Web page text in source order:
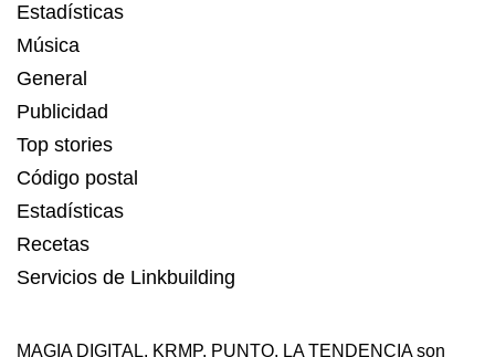
Estadísticas
Música
General
Publicidad
Top stories
Código postal
Estadísticas
Recetas
Servicios de Linkbuilding
MAGIA DIGITAL, KRMP, PUNTO, LA TENDENCIAson